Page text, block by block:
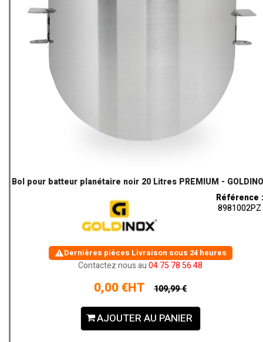
Bol pour batteur planétaire noir 20 Litres PREMIUM -
Référence :
8981002PZ
Dernières pièces Livraison sous 24 heures
Contactez nous au04 75 78 56 48
0,00 €HT 109,99 €
AJOUTER AU PANIER